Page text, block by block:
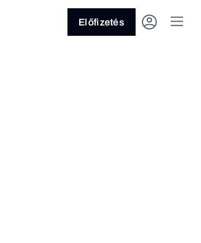
Előfizetés